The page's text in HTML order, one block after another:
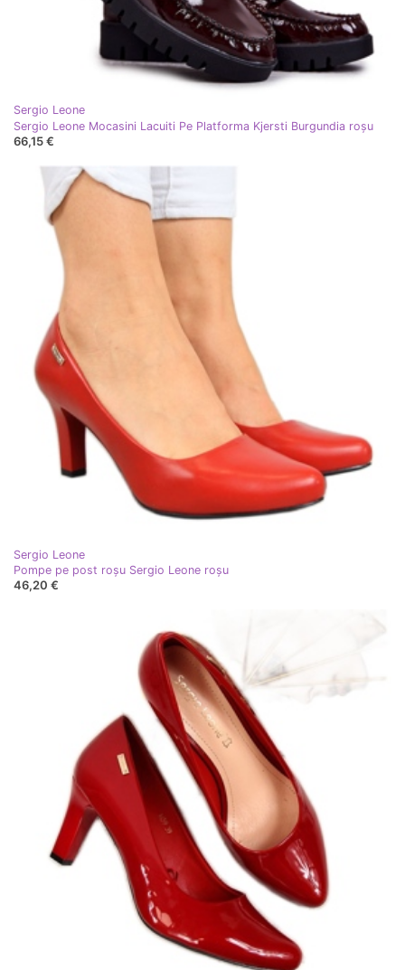
Sergio Leone
Sergio Leone Mocasini Lacuiti Pe Platforma Kjersti Burgundia roşu
66,15 €
Sergio Leone
Pompe pe post roșu Sergio Leone roşu
46,20 €